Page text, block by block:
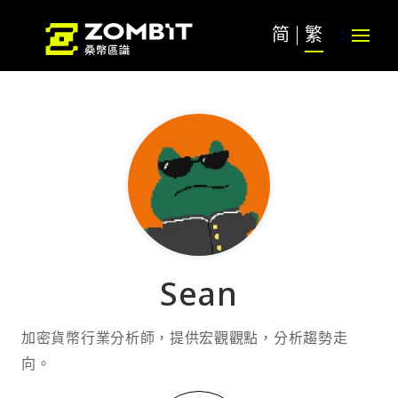
简 繁
Sean
加密貨幣行業分析師，提供宏觀觀點，分析趨勢走
向。